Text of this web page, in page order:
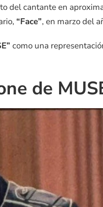
del cantante en
“Face”, en marzo del
como una
de